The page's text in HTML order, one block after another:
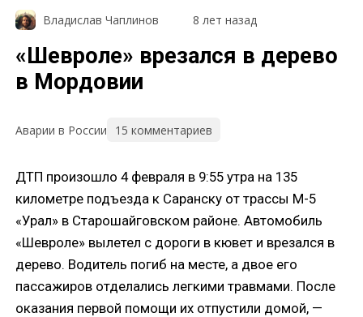
Владислав Чаплинов 8 лет назад
«Шевроле» врезался в дерево
в Мордовии
Аварии в России 15 комментариев
ДТП произошло 4 февраля в 9:55 утра на 135
километре подъезда к Саранску от трассы М-5
«Урал» в Старошайговском районе. Автомобиль
«Шевроле» вылетел с дороги в кювет и врезался в
дерево. Водитель погиб на месте, а двое его
пассажиров отделались легкими травмами. После
оказания первой помощи их отпустили домой, —